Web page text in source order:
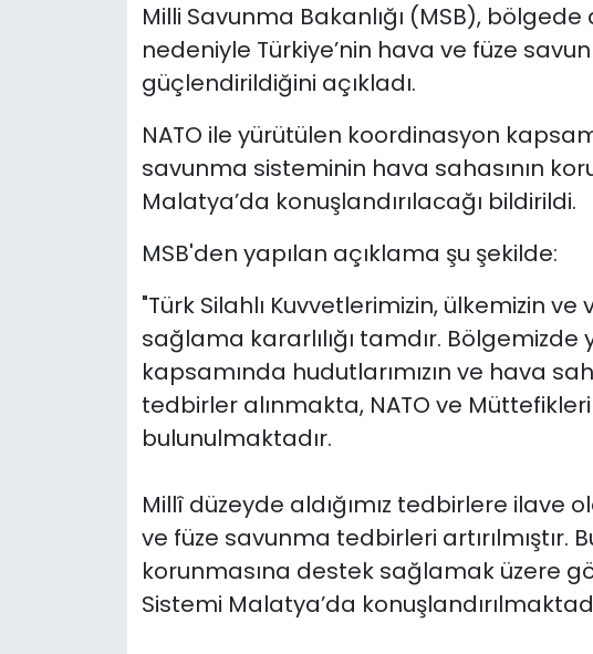
Milli Savunma Bakanlığı (MSB),
nedeniyle Türkiye’nin hava ve füze
güçlendirildiğini açıkladı.
NATO ile yürütülen koordinasyon
savunma sisteminin hava sahasının
Malatya’da konuşlandırılacağı bildirildi.
MSB'den yapılan açıklama şu şekilde:
"Türk Silahlı Kuvvetlerimizin, ülkemizin
sağlama kararlılığı tamdır.
kapsamında hudutlarımızın ve hava
tedbirler alınmakta, NATO ve
bulunulmaktadır.
Millî düzeyde aldığımız tedbirlere ilave
ve füze savunma tedbirleri artırılmıştır.
korunmasına destek sağlamak üzere
Sistemi Malatya’da